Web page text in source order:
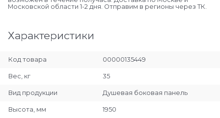
Московской области 1-2 дня. Отправим в регионы через ТК.
Характеристики
Код товара 00000135449
Вес, кг 35
Вид продукции Душевая боковая панель
Высота, мм 1950